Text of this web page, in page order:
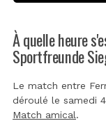
À quelle heure
Sportfreunde
Le match entre
déroulé le samedi
Match amical.